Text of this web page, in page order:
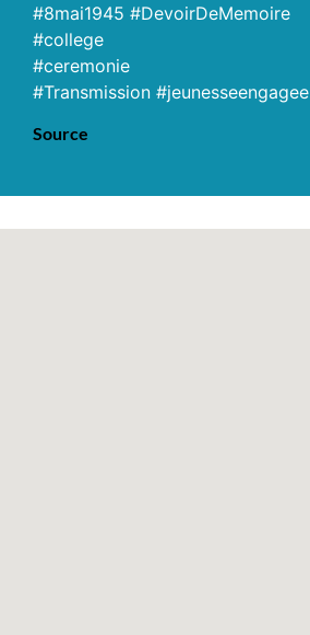
#8mai1945 #DevoirDeMemoire
#college
#ceremonie
#Transmission #jeunesseengagee
Source